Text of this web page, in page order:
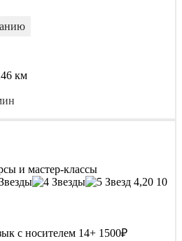
км
и мастер-классы
4,20 10
с носителем 14+ 1500₽